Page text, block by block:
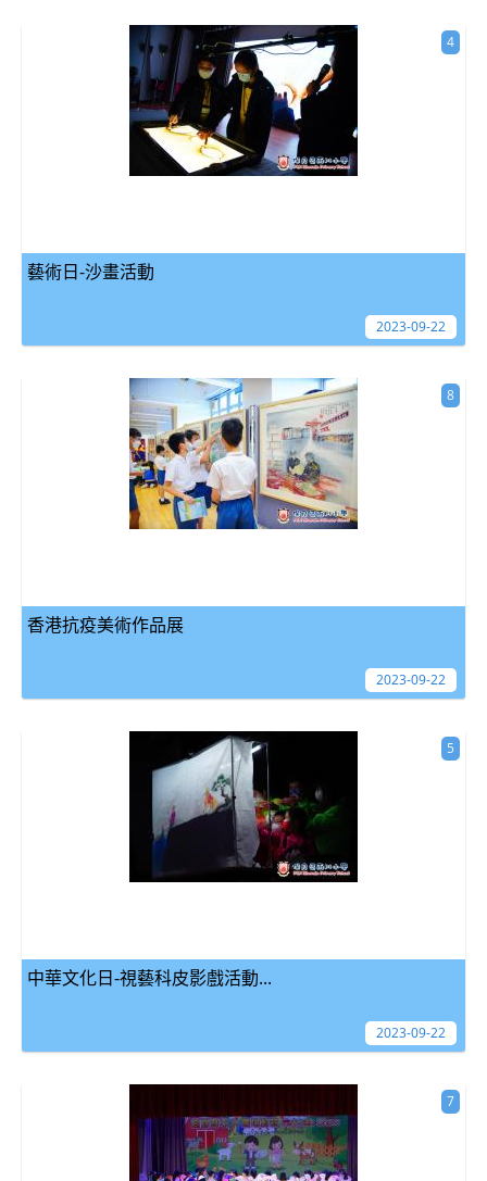
藝術日-沙畫活動
4
2023-09-22
香港抗疫美術作品展
8
2023-09-22
中華文化日-視藝科皮影戲活動...
5
2023-09-22
7